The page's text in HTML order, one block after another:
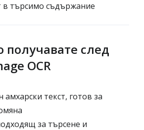
в търсимо съдържание
получавате след
OCR
амхарски текст, готов за
за търсене и